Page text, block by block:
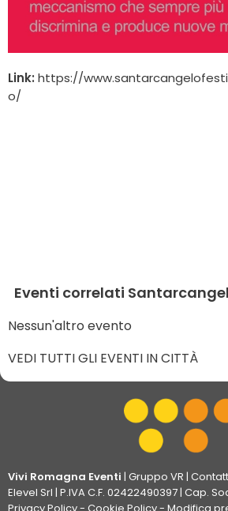
Link: https://
o/
Eventi correlati
Nessun'altro evento
VEDI TUTTI GLI EVENTI IN CITTÀ
Vivi Romagna Eventi | Gruppo VR |
Elevel Srl | P.IVA C.F. 02422490397 | Cap.